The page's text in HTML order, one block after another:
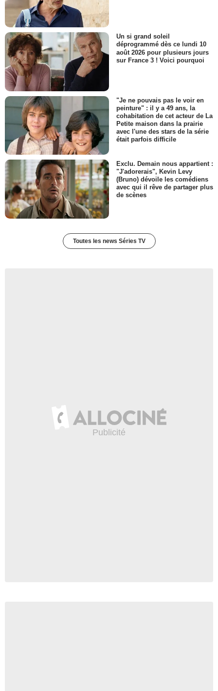
Un si grand soleil
déprogrammé dès ce lundi 10
août 2026 pour plusieurs jours
sur France 3 ! Voici pourquoi
"Je ne pouvais pas le voir en
peinture" : il y a 49 ans, la
cohabitation de cet acteur de La
Petite maison dans la prairie
avec l'une des stars de la série
était parfois difficile
Exclu. Demain nous appartient :
"J'adorerais", Kevin Levy
(Bruno) dévoile les comédiens
avec qui il rêve de partager plus
de scènes
Toutes les news Séries TV